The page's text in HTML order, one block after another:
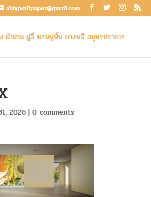
abbywallpaper@gmail.com
2026 |0 comments